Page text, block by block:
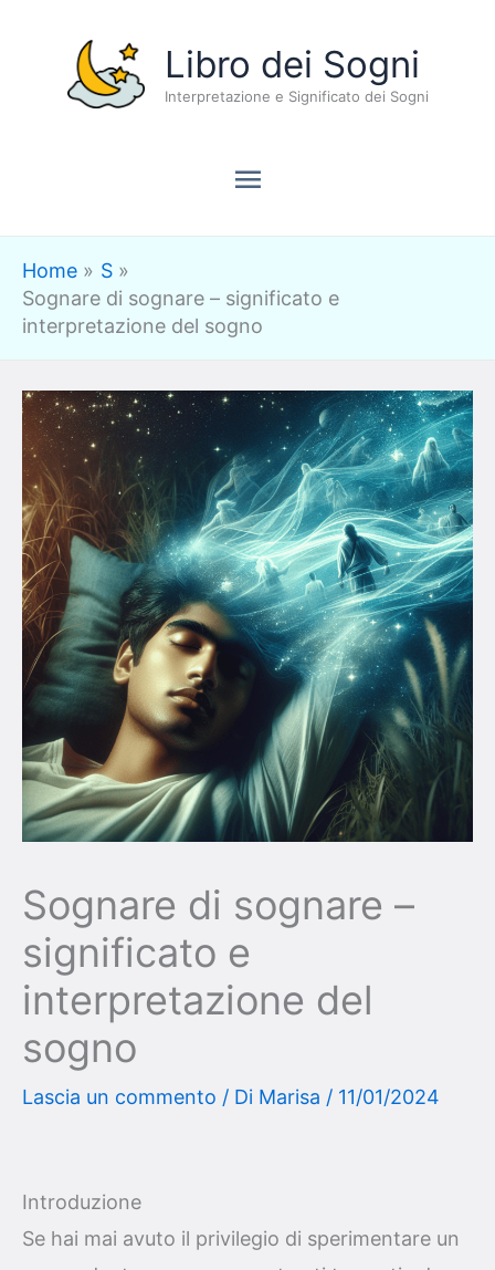
contenuto
Libro dei Sogni
Interpretazione e Significato dei Sogni
Menu
principale
Home
S
Sognare di sognare – significato e
interpretazione del sogno
Sognare di sognare –
significato e
interpretazione del
sogno
Lascia un commento / Di Marisa / 11/01/2024
Introduzione
Se hai mai avuto il privilegio di sperimentare un